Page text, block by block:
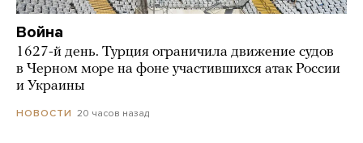
Война
1627-й день. Турция ограничила движение судов
в Черном море на фоне участившихся атак России
и Украины
НОВОСТИ 20 часов назад